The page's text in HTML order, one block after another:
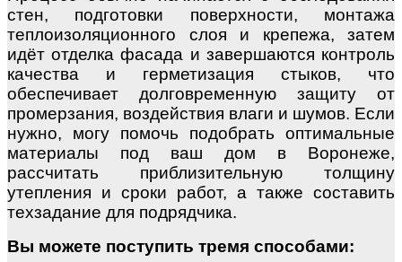
стен, подготовки поверхности, монтажа
теплоизоляционного слоя и крепежа, затем
идёт отделка фасада и завершаются контроль
качества и герметизация стыков, что
обеспечивает долговременную защиту от
промерзания, воздействия влаги и шумов. Если
нужно, могу помочь подобрать оптимальные
материалы под ваш дом в Воронеже,
рассчитать приблизительную толщину
утепления и сроки работ, а также составить
техзадание для подрядчика.
Вы можете поступить тремя способами: